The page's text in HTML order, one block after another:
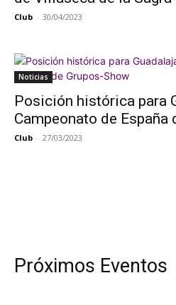
Club - 30/04/2023
Noticias
Posición histórica para
Campeonato de España
Club - 27/03/2023
Próximos Eventos